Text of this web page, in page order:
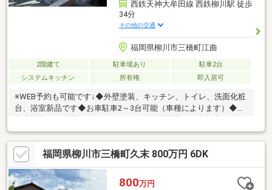
西鉄天神大牟田線 西鉄柳川駅 徒歩
34分
その他の交通
福岡県柳川市三橋町江曲
2階建て 駐車場あり
駐車2台
システムキッチン
所有権 即入居可
※WEB予約も可能です↓◆外壁塗装、キッチン、トイレ、洗面化粧
台、浴室新品です◆お車駐車2～3台可能（車種によります）◆藤
吉小学校まで徒歩22分（1600ｍ）・三橋中学校まで自転車13分
（3400ｍ）◆スーパーまるまつまで車で2分で買い物便利◆リビ
ング広々18.8帖
福岡県柳川市三橋町久末 800万円 6DK
800万円